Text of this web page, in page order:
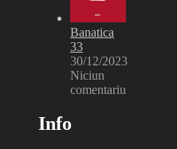
Banatica
33
30/12/2023
Niciun
comentariu
Info